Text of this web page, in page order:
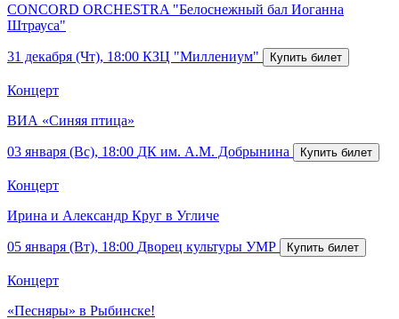
CONCORD ORCHESTRA "Белоснежный бал Иоганна
Штрауса"
31 декабря (Чт), 18:00 КЗЦ "Миллениум"
Концерт
ВИА «Синяя птица»
03 января (Вс), 18:00 ДК им. А.М. Добрынина
Концерт
Ирина и Александр Круг в Угличе
05 января (Вт), 18:00 Дворец культуры УМР
Концерт
«Песняры» в Рыбинске!